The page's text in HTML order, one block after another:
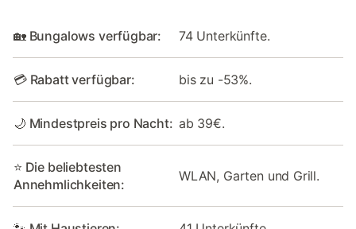
🏡 Bungalows verfügbar: 74 Unterkünfte.
💳 Rabatt verfügbar: bis zu -53%.
🌙 Mindestpreis pro Nacht: ab 39€.
⭐ Die beliebtesten
Annehmlichkeiten:
WLAN, Garten und Grill.